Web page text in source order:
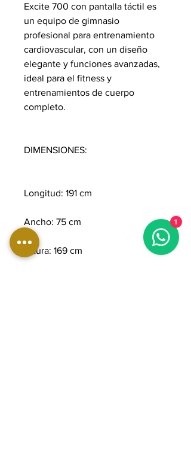
Excite 700 con pantalla táctil es
un equipo de gimnasio
profesional para entrenamiento
cardiovascular, con un diseño
elegante y funciones avanzadas,
ideal para el fitness y
entrenamientos de cuerpo
completo.
DIMENSIONES:
Longitud: 191 cm
Ancho: 75 cm
Altura: 169 cm
1